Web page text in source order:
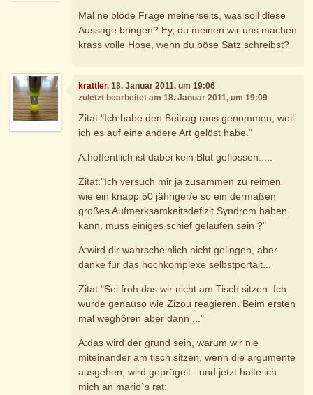
Mal ne blöde Frage meinerseits, was soll diese
Aussage bringen? Ey, du meinen wir uns machen
krass volle Hose, wenn du böse Satz schreibst?
krattler, 18. Januar 2011, um 19:06
zuletzt bearbeitet am 18. Januar 2011, um 19:09
Zitat:"Ich habe den Beitrag raus genommen, weil
ich es auf eine andere Art gelöst habe."
A:hoffentlich ist dabei kein Blut geflossen.....
Zitat:"Ich versuch mir ja zusammen zu reimen
wie ein knapp 50 jähriger/e so ein dermaßen
großes Aufmerksamkeitsdefizit Syndrom haben
kann, muss einiges schief gelaufen sein ?"
A:wird dir wahrscheinlich nicht gelingen, aber
danke für das hochkomplexe selbstportait...
Zitat:"Sei froh das wir nicht am Tisch sitzen. Ich
würde genauso wie Zizou reagieren. Beim ersten
mal weghören aber dann ..."
A:das wird der grund sein, warum wir nie
miteinander am tisch sitzen, wenn die argumente
ausgehen, wird geprügelt...und jetzt halte ich
mich an mario`s rat: